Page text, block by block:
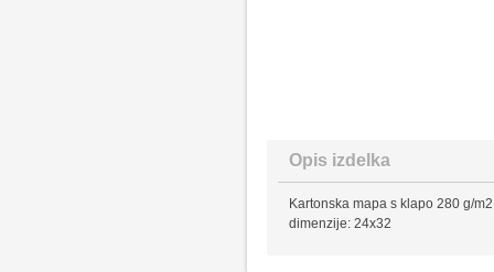
Opis izdelka
Kartonska mapa s klapo 280 g/
dimenzije: 24x32